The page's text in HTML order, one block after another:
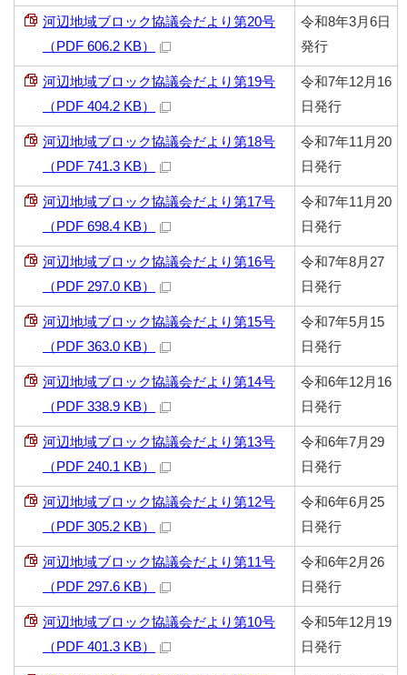
河辺地域ブロック協議会だより第20号
（PDF 606.2 KB）
令和8年3月6日
発行
河辺地域ブロック協議会だより第19号
（PDF 404.2 KB）
令和7年12月16
日発行
河辺地域ブロック協議会だより第18号
（PDF 741.3 KB）
令和7年11月20
日発行
河辺地域ブロック協議会だより第17号
（PDF 698.4 KB）
令和7年11月20
日発行
河辺地域ブロック協議会だより第16号
（PDF 297.0 KB）
令和7年8月27
日発行
河辺地域ブロック協議会だより第15号
（PDF 363.0 KB）
令和7年5月15
日発行
河辺地域ブロック協議会だより第14号
（PDF 338.9 KB）
令和6年12月16
日発行
河辺地域ブロック協議会だより第13号
（PDF 240.1 KB）
令和6年7月29
日発行
河辺地域ブロック協議会だより第12号
（PDF 305.2 KB）
令和6年6月25
日発行
河辺地域ブロック協議会だより第11号
（PDF 297.6 KB）
令和6年2月26
日発行
河辺地域ブロック協議会だより第10号
（PDF 401.3 KB）
令和5年12月19
日発行